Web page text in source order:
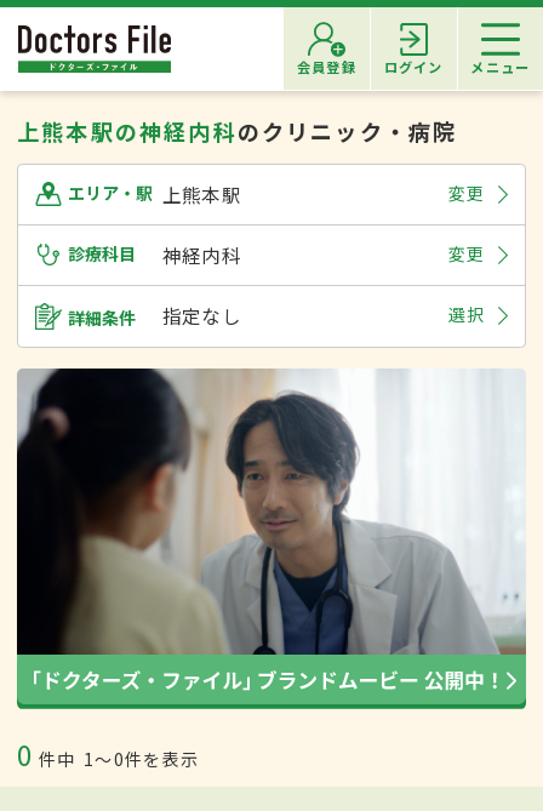
会員登録 ログイン メニュー
上熊本駅の神経内科のクリニック・病院
エリア・駅 上熊本駅 変更
診療科目 神経内科 変更
詳細条件 指定なし 選択
0 件中 1〜0件を表示